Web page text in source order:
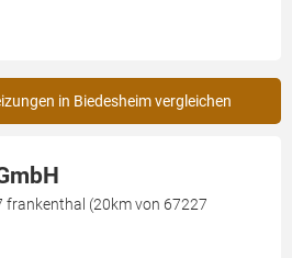
in Biedesheim vergleichen
frankenthal (20km von 67227